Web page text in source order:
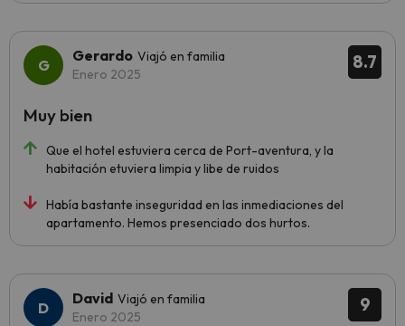
8.7
Gerardo Viajó en familia
Enero 2025
Que el hotel estuviera cerca de Port-aventura, y la
habitación etuviera limpia y libe de ruidos
Había bastante inseguridad en las inmediaciones del
apartamento. Hemos presenciado dos hurtos.
Muy bien
9
David Viajó en familia
Enero 2025